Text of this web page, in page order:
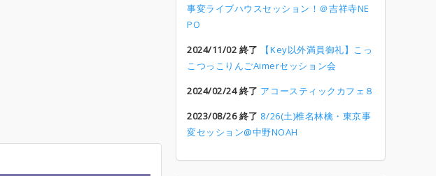
事変ライブハウスセッション！＠吉祥寺NE
PO
2024/11/02 終了
【Key以外満員御礼】こっ
こつっこりんごAimerセッション会
2024/02/24 終了 アコースティックカフェ８
2023/08/26 終了 8/26(土)椎名林檎・東京事
変セッション@中野NOAH